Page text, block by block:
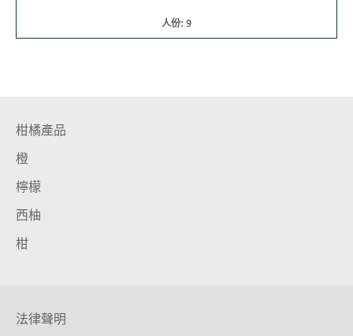
人份: 9
柑橘產品
橙
檸檬
西柚
柑
法律聲明